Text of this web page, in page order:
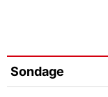
Sondage